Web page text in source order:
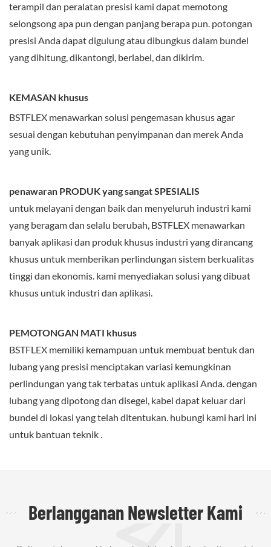
terampil dan peralatan presisi kami dapat memotong
selongsong apa pun dengan panjang berapa pun. potongan
presisi Anda dapat digulung atau dibungkus dalam bundel
yang dihitung, dikantongi, berlabel, dan dikirim.
KEMASAN khusus
BSTFLEX menawarkan solusi pengemasan khusus agar
sesuai dengan kebutuhan penyimpanan dan merek Anda
yang unik.
penawaran PRODUK yang sangat SPESIALIS
untuk melayani dengan baik dan menyeluruh industri kami
yang beragam dan selalu berubah, BSTFLEX menawarkan
banyak aplikasi dan produk khusus industri yang dirancang
khusus untuk memberikan perlindungan sistem berkualitas
tinggi dan ekonomis. kami menyediakan solusi yang dibuat
khusus untuk industri dan aplikasi.
PEMOTONGAN MATI khusus
BSTFLEX memiliki kemampuan untuk membuat bentuk dan
lubang yang presisi menciptakan variasi kemungkinan
perlindungan yang tak terbatas untuk aplikasi Anda. dengan
lubang yang dipotong dan disegel, kabel dapat keluar dari
bundel di lokasi yang telah ditentukan. hubungi kami hari ini
untuk bantuan teknik .
Berlangganan Newsletter Kami